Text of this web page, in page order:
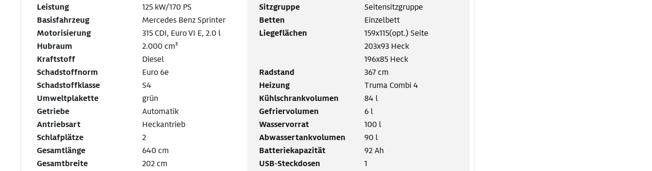
Leistung
125 kW/170 PS
Basisfahrzeug
Mercedes Benz Sprinter
Motorisierung
315 CDI, Euro VI E, 2.0 l
Hubraum
2.000 cm³
Kraftstoff
Diesel
Schadstoffnorm
Euro 6e
Schadstoffklasse
S4
Umweltplakette
grün
Getriebe
Automatik
Antriebsart
Heckantrieb
Schlafplätze
2
Gesamtlänge
640 cm
Gesamtbreite
202 cm
Sitzgruppe
Seitensitzgruppe
Betten
Einzelbett
Liegeflächen
159x115(opt.) Seite
203x93 Heck
196x85 Heck
Radstand
367 cm
Heizung
Truma Combi 4
Kühlschrankvolumen
84 l
Gefriervolumen
6 l
Wasservorrat
100 l
Abwassertankvolumen
90 l
Batteriekapazität
92 Ah
USB-Steckdosen
1